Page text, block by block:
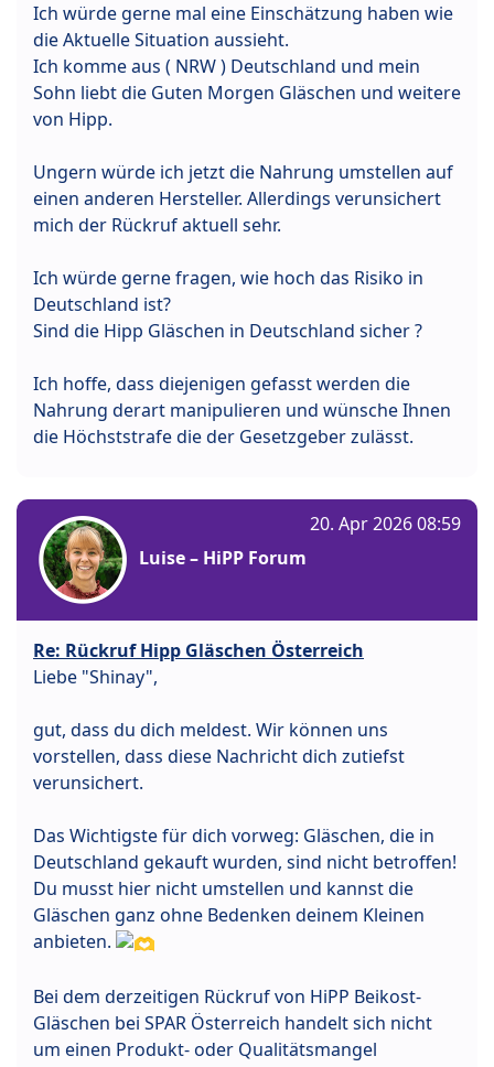
Ich würde gerne mal eine Einschätzung haben wie
die Aktuelle Situation aussieht.
Ich komme aus ( NRW ) Deutschland und mein
Sohn liebt die Guten Morgen Gläschen und weitere
von Hipp.
Ungern würde ich jetzt die Nahrung umstellen auf
einen anderen Hersteller. Allerdings verunsichert
mich der Rückruf aktuell sehr.
Ich würde gerne fragen, wie hoch das Risiko in
Deutschland ist?
Sind die Hipp Gläschen in Deutschland sicher ?
Ich hoffe, dass diejenigen gefasst werden die
Nahrung derart manipulieren und wünsche Ihnen
die Höchststrafe die der Gesetzgeber zulässt.
Luise – HiPP Forum
20. Apr 2026 08:59
Re: Rückruf Hipp Gläschen Österreich
Liebe "Shinay",
gut, dass du dich meldest. Wir können uns
vorstellen, dass diese Nachricht dich zutiefst
verunsichert.
Das Wichtigste für dich vorweg: Gläschen, die in
Deutschland gekauft wurden, sind nicht betroffen!
Du musst hier nicht umstellen und kannst die
Gläschen ganz ohne Bedenken deinem Kleinen
anbieten.
Bei dem derzeitigen Rückruf von HiPP Beikost-
Gläschen bei SPAR Österreich handelt sich nicht
um einen Produkt- oder Qualitätsmangel